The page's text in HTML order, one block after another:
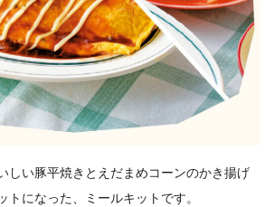
しい豚平焼きとえだまめコーンのかき揚げ
トになった、ミールキットです。